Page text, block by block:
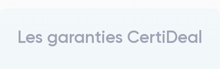
Les garanties CertiDeal